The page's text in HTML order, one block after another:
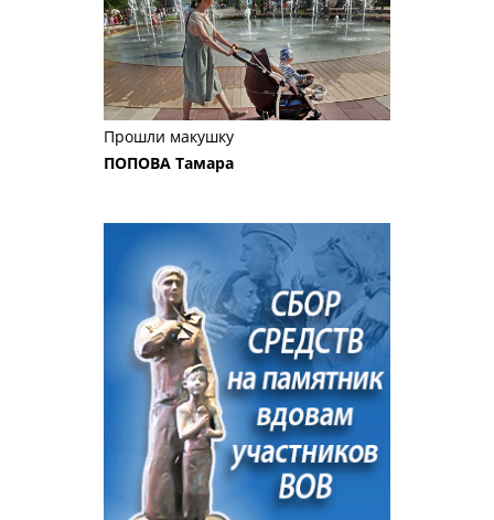
Прошли макушку
ПОПОВА Тамара